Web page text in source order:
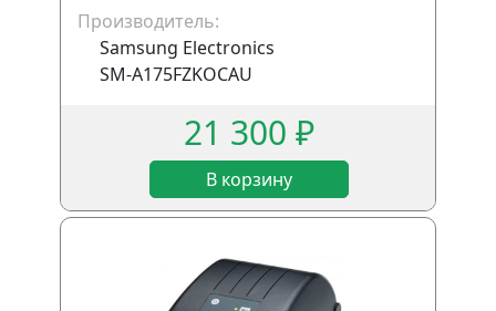
Производитель:
Samsung Electronics
SM-A175FZKOCAU
21 300 ₽
В корзину